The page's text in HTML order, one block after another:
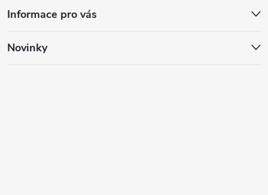
Informace pro vás
Novinky